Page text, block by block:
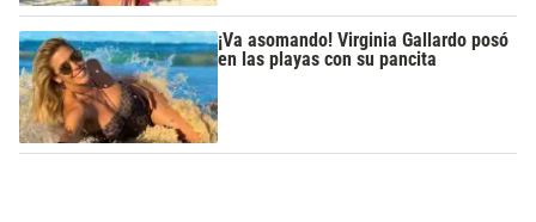
¡Va asomando! Virginia Gallardo posó
en las playas con su pancita